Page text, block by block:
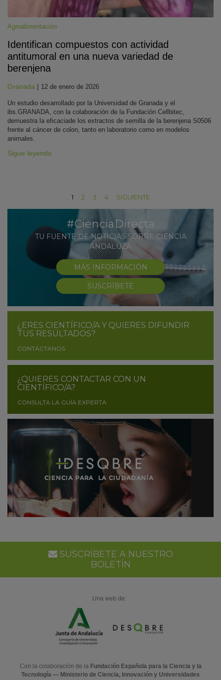
Agroalimentación
Identifican compuestos con actividad
antitumoral en una nueva variedad de
berenjena
Granada | 12 de enero de 2026
Un estudio desarrollado por la Universidad de Granada y el
ibs.GRANADA, con la colaboración de la Fundación Cellbitec,
demuestra la eficaciade los extractos de semilla de la berenjena S0506
frente al cáncer de colon, tanto en laboratorio como en modelos
animales.
Sigue leyendo
1 2 3 4 SIGUIENTE
#CienciaDirecta
TU FUENTE DE NOTICIAS SOBRE CIENCIA
ANDALUZA
MÁS INFORMACIÓN
SUSCRÍBETE
¿ERES CIENTÍFICO/A Y QUIERES DIFUNDIR
TUS RESULTADOS?
CONTÁCTANOS
¿QUIERES CONTACTAR CON UN
CIENTÍFICO/A?
CONSULTA LA GUÍA EXPERTA
SUSCRÍBETE A NUESTRO
BOLETÍN
Una web de:
Con la colaboración de la Fundación Española para la Ciencia y la
Tecnología — Ministerio de Ciencia, Innovación y Universidades